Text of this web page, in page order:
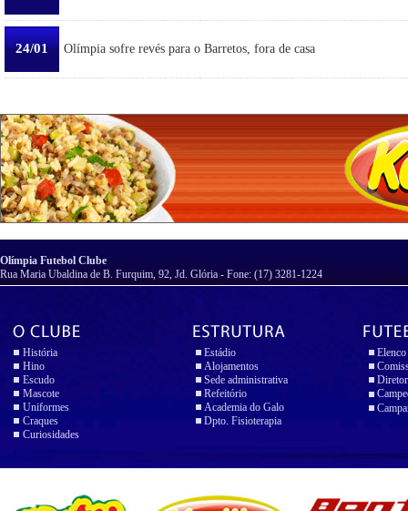
24/01 Olímpia sofre revés para o Barretos, fora de casa
Olímpia Futebol Clube
Rua Maria Ubaldina de B. Furquim, 92, Jd. Glória - Fone: (17) 3281-1224
História
Hino
Escudo
Mascote
Uniformes
Craques
Curiosidades
Estádio
Alojamentos
Sede administrativa
Refeitório
Academia do Galo
Dpto. Fisioterapia
Elenco